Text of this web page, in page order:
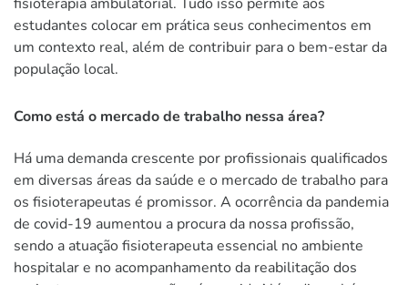
estudantes colocar em prática seus conhecimentos em
um contexto real, além de contribuir para o bem-estar da
população local.
Como está o mercado de trabalho nessa área?
Há uma demanda crescente por profissionais qualificados
em diversas áreas da saúde e o mercado de trabalho para
os fisioterapeutas é promissor. A ocorrência da pandemia
de covid-19 aumentou a procura da nossa profissão,
sendo a atuação fisioterapeuta essencial no ambiente
hospitalar e no acompanhamento da reabilitação dos